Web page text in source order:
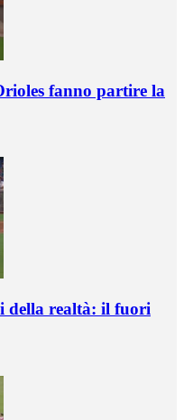
fanno partire la
della realtà: il fuori